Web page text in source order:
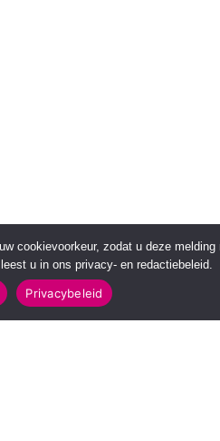
cookievoorkeur, zodat u deze
u in ons privacy- en redactiebeleid.
Privacybeleid